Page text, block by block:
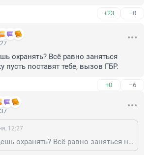
+23 –0
охранять? Всё равно заняться
пусть поставят тебе, вызов ГБР.
+0 –6
12:27
Так мож будешь охранять? Всё равно заняться нечем. Кнопку пусть поставят тебе, вызов ГБР.